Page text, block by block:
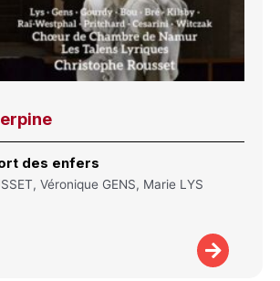
des enfers
Véronique GENS, Marie LYS